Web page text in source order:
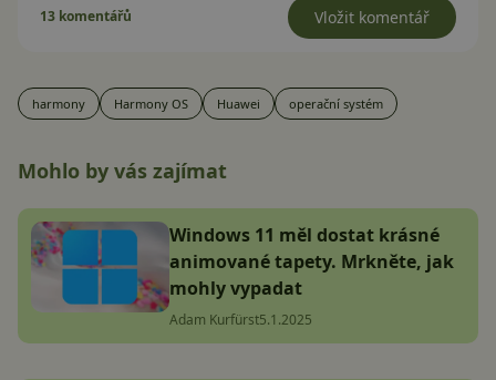
13 komentářů Vložit komentář
harmony Harmony OS Huawei operační systém
Mohlo by vás zajímat
Windows 11 měl dostat krásné
animované tapety. Mrkněte, jak
mohly vypadat
Adam Kurfürst5.1.2025